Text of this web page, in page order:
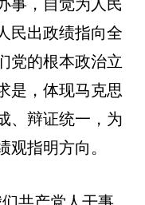
事，自觉为人民
民出政绩指向全
党的根本政治立
是，体现马克思
、辩证统一，为
观指明方向。